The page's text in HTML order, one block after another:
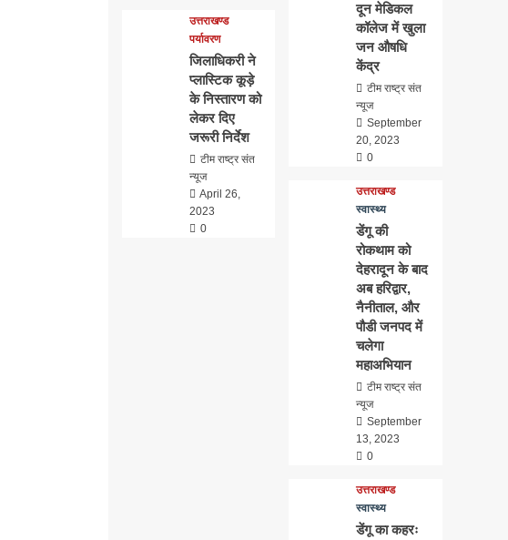
उत्तराखण्ड
पर्यावरण
जिलाधिकरी ने
प्लास्टिक कूड़े
के निस्तारण को
लेकर दिए
जरूरी निर्देश
टीम राष्ट्र संत
न्यूज
April 26,
2023
0
दून मेडिकल
कॉलेज में खुला
जन औषधि
केंद्र
टीम राष्ट्र संत
न्यूज
September
20, 2023
0
उत्तराखण्ड
स्वास्थ्य
डेंगू की
रोकथाम को
देहरादून के बाद
अब हरिद्वार,
नैनीताल, और
पौडी जनपद में
चलेगा
महाअभियान
टीम राष्ट्र संत
न्यूज
September
13, 2023
0
उत्तराखण्ड
स्वास्थ्य
डेंगू का कहरः